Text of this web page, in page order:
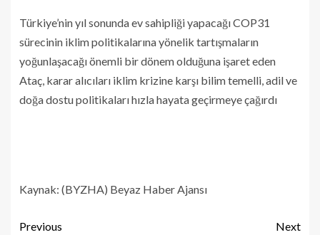
Türkiye’nin yıl sonunda ev sahipliği yapacağı COP31
sürecinin iklim politikalarına yönelik tartışmaların
yoğunlaşacağı önemli bir dönem olduğuna işaret eden
Ataç, karar alıcıları iklim krizine karşı bilim temelli, adil ve
doğa dostu politikaları hızla hayata geçirmeye çağırdı
Kaynak: (BYZHA) Beyaz Haber Ajansı
Previous
Next